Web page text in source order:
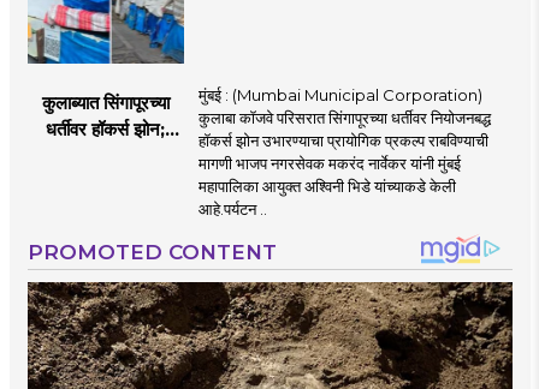
कुलाब्यात सिंगापूरच्या
धर्तीवर हॉकर्स झोन;
मुंबई : (Mumbai Municipal Corporation)
कुलाबा कॉजवे परिसरात सिंगापूरच्या धर्तीवर नियोजनबद्ध
हॉकर्स झोन उभारण्याचा प्रायोगिक प्रकल्प राबविण्याची
मागणी भाजप नगरसेवक मकरंद नार्वेकर यांनी मुंबई
महापालिका आयुक्त अश्विनी भिडे यांच्याकडे केली
आहे.पर्यटन ..